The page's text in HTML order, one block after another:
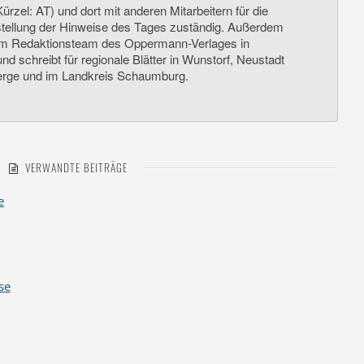
AT) und dort mit anderen Mitarbeitern für die
der Hinweise des Tages zuständig. Außerdem
Redaktionsteam des Oppermann-Verlages in
schreibt für regionale Blätter in Wunstorf, Neustadt
und im Landkreis Schaumburg.
VERWANDTE BEITRÄGE